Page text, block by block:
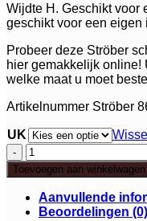
Wijdte H. Geschikt voor
geschikt voor een
Probeer deze Ströber
hier gemakkelijk online!
welke maat u moet
Artikelnummer Ströber
UK
Ströber
klittenbandschoen
aantal
Toevoegen aan winkelwagen
Aanvullende
Beoordelingen (0)